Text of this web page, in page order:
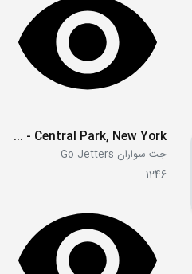
S02E13 - Central Park, New York
جت سواران Go Jetters
1246